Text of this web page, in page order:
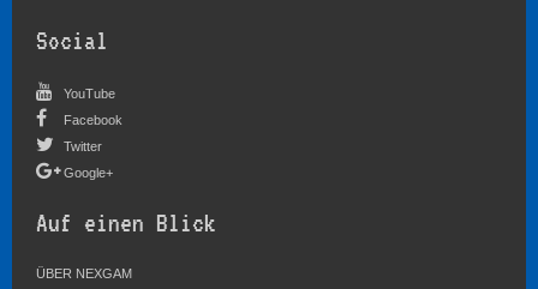
Social
YouTube
Facebook
Twitter
Google+
Auf einen Blick
ÜBER NEXGAM